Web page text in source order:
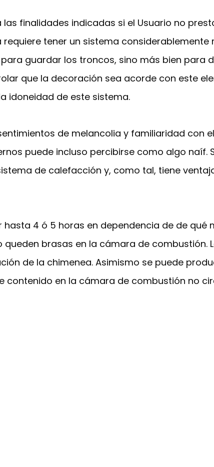
finalidades indicadas si el Usuario no
tener un sistema considerablemente
guardar los troncos, sino más bien para
que la decoración sea acorde con este
idoneidad de este sistema.
de melancolia y familiaridad con el
puede incluso percibirse como algo naíf.
de calefacción y, como tal, tiene
4 ó 5 horas en dependencia de de qué
brasas en la cámara de combustión.
de la chimenea. Asimismo se puede
contenido en la cámara de combustión no